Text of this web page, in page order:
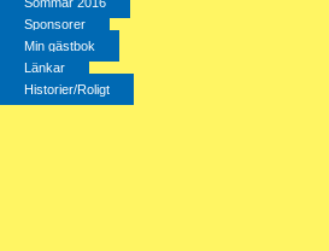
Sponsorer
Min gästbok
Länkar
Historier/Roligt